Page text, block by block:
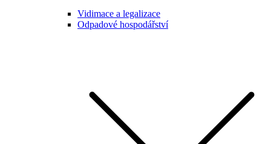
Vidimace a legalizace
Odpadové hospodářství